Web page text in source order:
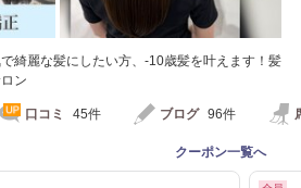
綺麗な髪にしたい方、-10歳髪を叶えます！髪
ン
口コミ 45件 ブログ 96件
クーポン一覧へ